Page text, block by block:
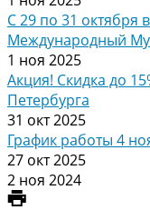
С 29 по 31 октября
Международный
1 ноя 2025
Акция! Скидка до
Петербурга
31 окт 2025
График работы 4
27 окт 2025
2 ноя 2024